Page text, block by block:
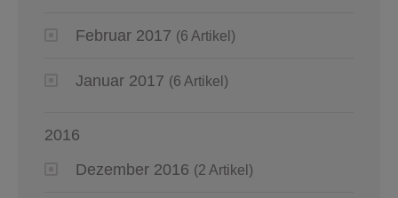
Februar 2017 (6 Artikel)
Januar 2017 (6 Artikel)
2016
Dezember 2016 (2 Artikel)